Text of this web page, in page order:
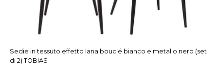
Sedie in tessuto effetto lana bouclé bianco e metallo nero (set
di 2) TOBIAS